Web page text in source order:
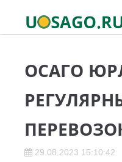
ОСАГО
29.08.2023 15:10:42